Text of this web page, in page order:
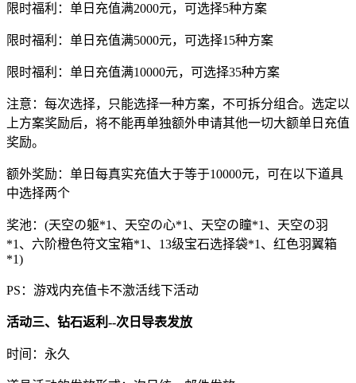
限时福利：单日充值满2000元，可选择5种方案
限时福利：单日充值满5000元，可选择15种方案
限时福利：单日充值满10000元，可选择35种方案
注意：每次选择，只能选择一种方案，不可拆分组合。选定以
上方案奖励后，将不能再单独额外申请其他一切大额单日充值
奖励。
额外奖励：单日每真实充值大于等于10000元，可在以下道具
中选择两个
奖池：(天空の躯*1、天空の心*1、天空の瞳*1、天空の羽
*1、六阶橙色符文宝箱*1、13级宝石选择袋*1、红色羽翼箱
*1)
PS：游戏内充值卡不激活线下活动
活动三、钻石返利--次日导表发放
时间：永久